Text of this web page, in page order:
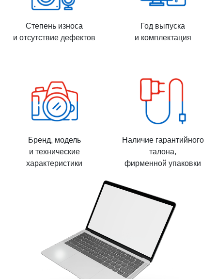
Степень износа
и отсутствие дефектов
Год выпуска
и комплектация
Бренд, модель
и технические
характеристики
Наличие гарантийного
талона,
фирменной упаковки